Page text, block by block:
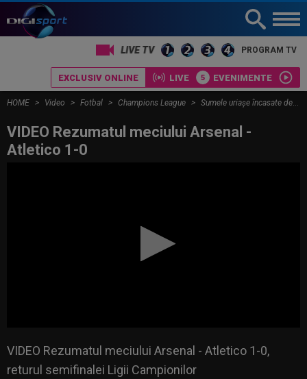
LIVE TV PROGRAM TV
EXCLUSIV ONLINE LIVE EVENIMENTE
HOME Video Fotbal Champions League Sumele uriașe încasate de Arsenal și PSG, după ce s-au calificat în finala UEFA Champions League 2026
VIDEO Rezumatul meciului Arsenal -
Atletico 1-0
semifinalei Ligii Campionilor
VIDEO Rezumatul meciului Arsenal - Atletico 1-0,
returul semifinalei Ligii Campionilor